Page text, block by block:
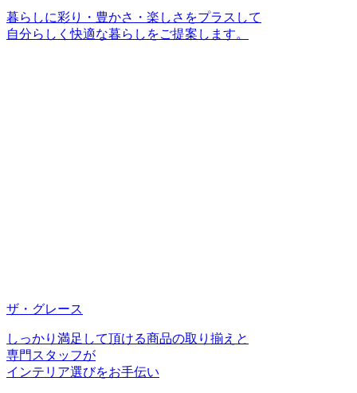
暮らしに彩り・豊かさ・楽しさをプラスして
自分らしく快適な暮らしをご提案します。
ザ・グレース
しっかり満足して頂ける商品の取り揃えと
専門スタッフが
インテリア選びをお手伝い